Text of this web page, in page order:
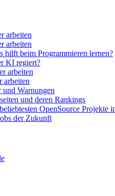
arbeiten
arbeiten
hilft beim Programmieren lernen?
KI regiert?
arbeiten
arbeiten
und Warnungen
und deren Rankings
OpenSource Projekte
der Zukunft